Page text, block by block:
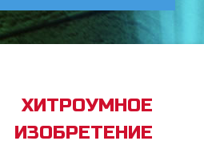
ХИТРОУМНОЕ
ИЗОБРЕТЕНИЕ